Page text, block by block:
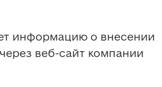
информацию о внесении
веб-сайт компании